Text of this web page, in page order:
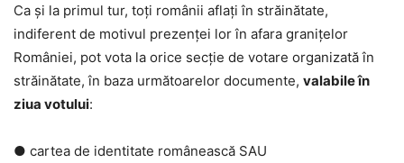
Ca și la primul tur, toți românii aflați în străinătate,
indiferent de motivul prezenței lor în afara granițelor
României, pot vota la orice secție de votare organizată în
străinătate, în baza următoarelor documente, valabile în
ziua votului:
● cartea de identitate românească SAU